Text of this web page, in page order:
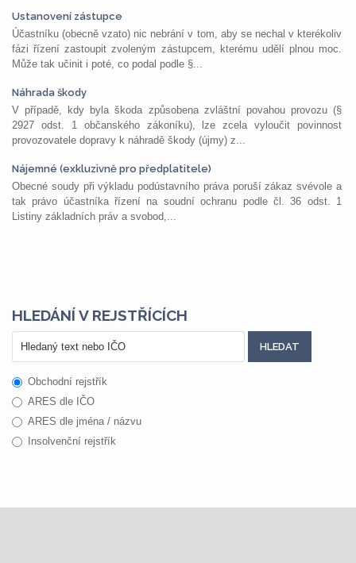
Ustanovení zástupce
Účastníku (obecně vzato) nic nebrání v tom, aby se nechal v kterékoliv
fázi řízení zastoupit zvoleným zástupcem, kterému udělí plnou moc.
Může tak učinit i poté, co podal podle §...
Náhrada škody
V případě, kdy byla škoda způsobena zvláštní povahou provozu (§
2927 odst. 1 občanského zákoníku), lze zcela vyloučit povinnost
provozovatele dopravy k náhradě škody (újmy) z...
Nájemné (exkluzivně pro předplatitele)
Obecné soudy při výkladu podústavního práva poruší zákaz svévole a
tak právo účastníka řízení na soudní ochranu podle čl. 36 odst. 1
Listiny základních práv a svobod,...
HLEDÁNÍ V REJSTŘÍCÍCH
Obchodní rejstřík
ARES dle IČO
ARES dle jména / názvu
Insolvenční rejstřík